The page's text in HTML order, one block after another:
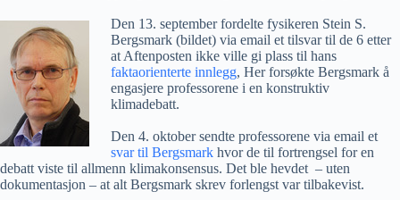
Den 13. september fordelte fysikeren Stein S.
Bergsmark (bildet) via email et tilsvar til de 6 etter
at Aftenposten ikke ville gi plass til hans
faktaorienterte innlegg, Her forsøkte Bergsmark å
engasjere professorene i en konstruktiv
klimadebatt.
Den 4. oktober sendte professorene via email et
svar til Bergsmark hvor de til fortrengsel for en
debatt viste til allmenn klimakonsensus. Det ble hevdet – uten
dokumentasjon – at alt Bergsmark skrev forlengst var tilbakevist.